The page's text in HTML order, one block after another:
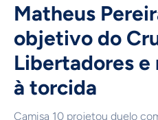
Matheus
objetivo do
Libertadores e
à torcida
Camisa 10 projetou duelo